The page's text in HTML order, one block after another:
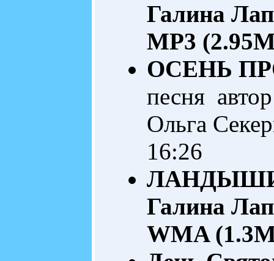
Галина
MP3
ОСЕНЬ
песня
Ольга
16:26
Галина
WMA